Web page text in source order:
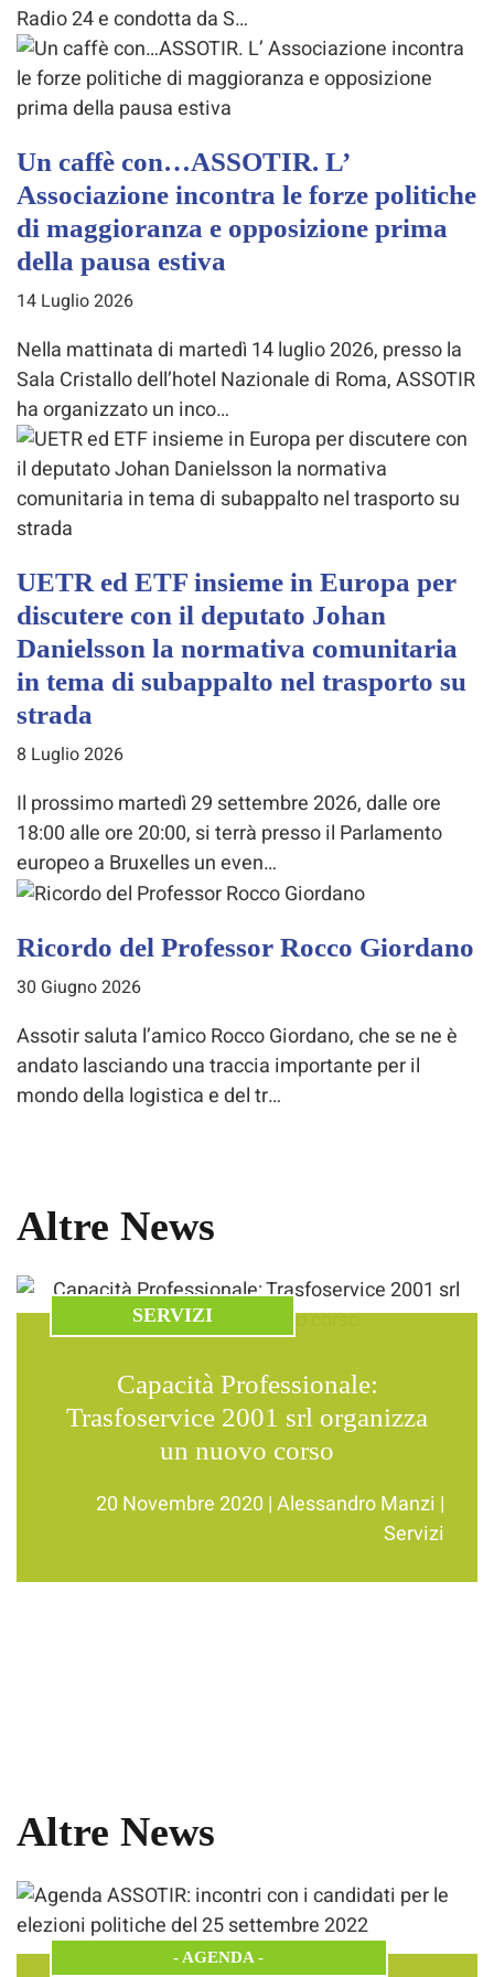
Radio 24 e condotta da S…
Un caffè con…ASSOTIR. L’
Associazione incontra le forze politiche
di maggioranza e opposizione prima
della pausa estiva
14 Luglio 2026
Nella mattinata di martedì 14 luglio 2026, presso la
Sala Cristallo dell’hotel Nazionale di Roma, ASSOTIR
ha organizzato un inco…
UETR ed ETF insieme in Europa per
discutere con il deputato Johan
Danielsson la normativa comunitaria
in tema di subappalto nel trasporto su
strada
8 Luglio 2026
Il prossimo martedì 29 settembre 2026, dalle ore
18:00 alle ore 20:00, si terrà presso il Parlamento
europeo a Bruxelles un even…
Ricordo del Professor Rocco Giordano
30 Giugno 2026
Assotir saluta l’amico Rocco Giordano, che se ne è
andato lasciando una traccia importante per il
mondo della logistica e del tr…
Altre News
SERVIZI
Capacità Professionale:
Trasfoservice 2001 srl organizza
un nuovo corso
20 Novembre 2020 |Alessandro Manzi |
Servizi
Altre News
- AGENDA -